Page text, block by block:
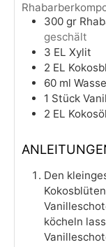
300 gr
geschält
3 EL Xylit
2 EL
60 ml
1 Stück
2 EL Kokosöl
Den
köcheln